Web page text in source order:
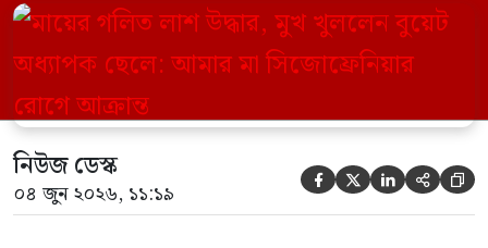
(বুয়েট) অধ্যাপক একেএম আশিকুর রহমান।
তিনি পরিবারের বিরুদ্ধে ছড়ানো বিভিন্ন তথ্যকে
মিথ্যা বলে দাবি করেছেন। বুধবার (৩ জুন)
গণমাধ্যমে দেওয়া বক্তব্যে তিনি এই […]
নিউজ ডেস্ক
০৪ জুন ২০২৬, ১১:১৯     